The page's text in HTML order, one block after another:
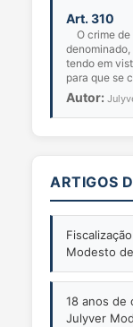
Art. 310
O crime de
tendo em
para que se
Autor:
ARTIGOS
Modesto
18 anos de
Julyver